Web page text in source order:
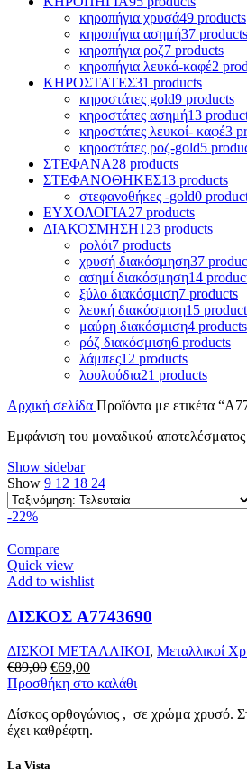
κηροπήγια χρυσά49 products
κηροπήγια ασημή37 products
κηροπήγια ροζ7 products
κηροπήγια λευκά-καφέ2
ΚΗΡΟΣΤΑΤΕΣ31 products
κηροστάτες gold9 products
κηροστάτες ασημή13
κηροστάτες λευκοί- καφέ3
κηροστάτες ροζ-gold5
ΣΤΕΦΑΝΑ28 products
ΣΤΕΦΑΝΟΘΗΚΕΣ13 products
στεφανοθήκες -gold0
ΕΥΧΟΛΟΓΙΑ27 products
ΔΙΑΚΟΣΜΗΣΗ123 products
ρολόι7 products
χρυσή διακόσμηση37
ασημί διακόσμηση14
ξύλο διακόσμιση7 products
λευκή διακόσμιση15
μαύρη διακόσμιση4 products
ρόζ διακόσμιση6 products
λάμπες12 products
λουλούδια21 products
Αρχική σελίδα Προϊόντα με ετικέτα
Εμφάνιση του μοναδικού αποτελέσματος
Show sidebar
Show 9 12 18 24
-22%
Compare
Quick view
Add to wishlist
ΔΙΣΚΟΣ A7743690
ΔΙΣΚΟΙ ΜΕΤΑΛΛΙΚΟΙ, Μεταλλικοί
€89,00 Original
price
€89,00.
€69,00Η
τρέχουσα
είναι:
€69,00.
Προσθήκη στο καλάθι
Δίσκος ορθογώνιος , σε χρώμα χρυσό.
έχει καθρέφτη.
La Vista